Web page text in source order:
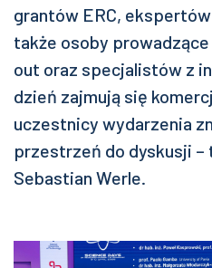
grantów ERC,
także osoby
out oraz specjalistów z
dzień zajmują się
uczestnicy wydarzenia
przestrzeń do dyskusji
Sebastian Werle.